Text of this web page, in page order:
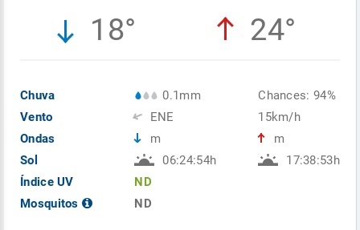
18° 24°
Chuva
Vento
Ondas
Sol
Índice UV
Mosquitos
0.1mm
ENE
m
06:24:54h
ND
ND
Chances: 94%
15km/h
m
17:38:53h